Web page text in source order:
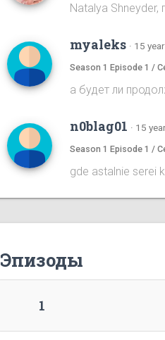
Natalya
myaleks · 15
Season 1 Episode 1 /
а будет ли
n0blag01 · 15
Season 1 Episode 1 /
gde astalnie serei
Эпизоды
1